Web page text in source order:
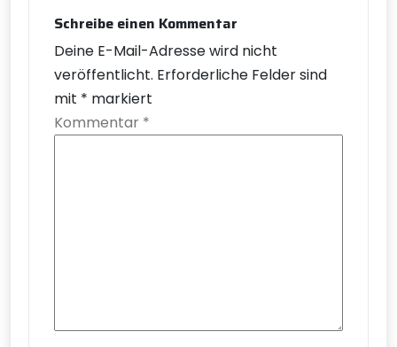
Schreibe einen Kommentar
Deine E-Mail-Adresse wird nicht
veröffentlicht. Erforderliche Felder sind
mit * markiert
Kommentar *